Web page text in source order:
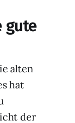
gute
alten
hat
der